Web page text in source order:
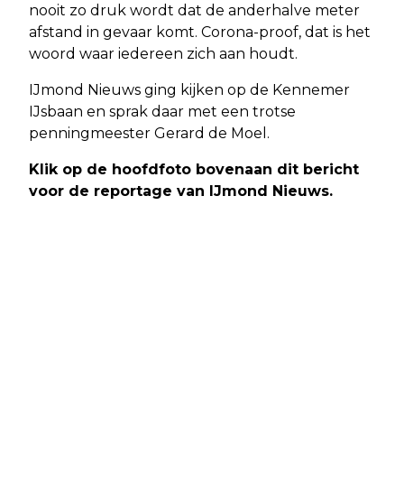
nooit zo druk wordt dat de anderhalve meter
afstand in gevaar komt. Corona-proof, dat is het
woord waar iedereen zich aan houdt.
IJmond Nieuws ging kijken op de Kennemer
IJsbaan en sprak daar met een trotse
penningmeester Gerard de Moel.
Klik op de hoofdfoto bovenaan dit bericht
voor de reportage van IJmond Nieuws.